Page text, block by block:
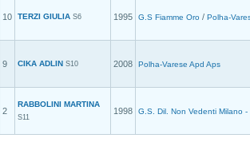
10 TERZI GIULIA S6 1995 G.S Fiamme Oro / Polha-
9 CIKA ADLIN S10 2008 Polha-Varese Apd Aps
2
RABBOLINI MARTINA
S11
1998 G.S. Dil. Non Vedenti Milano -